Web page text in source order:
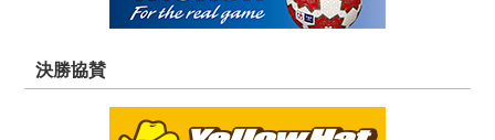
決勝協賛